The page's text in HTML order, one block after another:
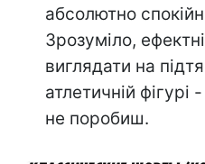
абсолютно
Зрозуміло,
виглядати на
атлетичній фігурі
не поробиш.